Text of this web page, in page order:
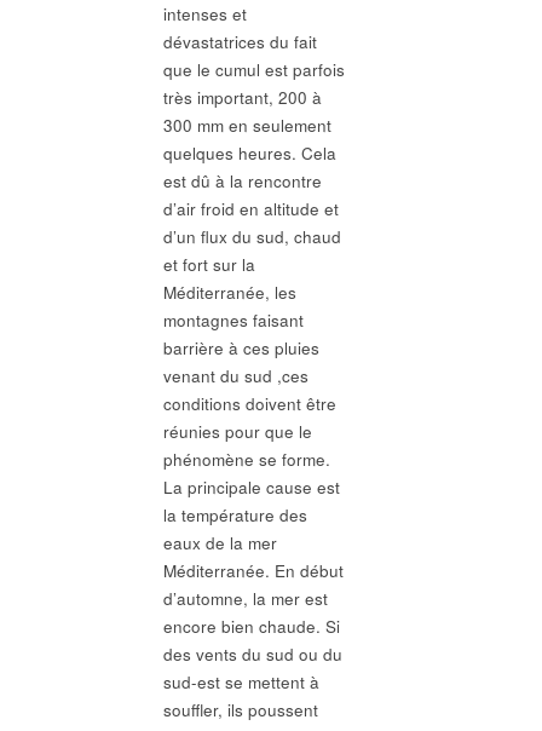
intenses et
dévastatrices du fait
que le cumul est parfois
très important, 200 à
300 mm en seulement
quelques heures. Cela
est dû à la rencontre
d’air froid en altitude et
d’un flux du sud, chaud
et fort sur la
Méditerranée, les
montagnes faisant
barrière à ces pluies
venant du sud ,ces
conditions doivent être
réunies pour que le
phénomène se forme.
La principale cause est
la température des
eaux de la mer
Méditerranée. En début
d’automne, la mer est
encore bien chaude. Si
des vents du sud ou du
sud-est se mettent à
souffler, ils poussent